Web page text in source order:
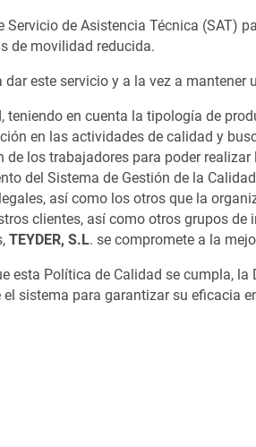
de Asistencia Técnica (SAT)
de movilidad reducida.
este servicio y a la vez a
teniendo en cuenta la tipología de
en las actividades de calidad y
los trabajadores para poder
del Sistema de Gestión de la
así como los otros que la
clientes, así como otros grupos de
TEYDER, S.L. se compromete a la
esta Política de Calidad se cumpla,
sistema para garantizar su eficacia